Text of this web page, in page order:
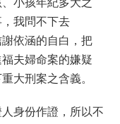
小孩年紀多大之
我問不下去
依涵的自白，把
夫婦命案的嫌疑
大刑案之含義。
身份作證，所以不